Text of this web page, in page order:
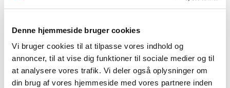
Denne hjemmeside bruger cookies
Vi bruger cookies til at tilpasse vores indhold og
annoncer, til at vise dig funktioner til sociale medier og til
at analysere vores trafik. Vi deler også oplysninger om
din brug af vores hjemmeside med vores partnere inden
oktober (20)
september (20)
august (17)
juli (11)
juni (21)